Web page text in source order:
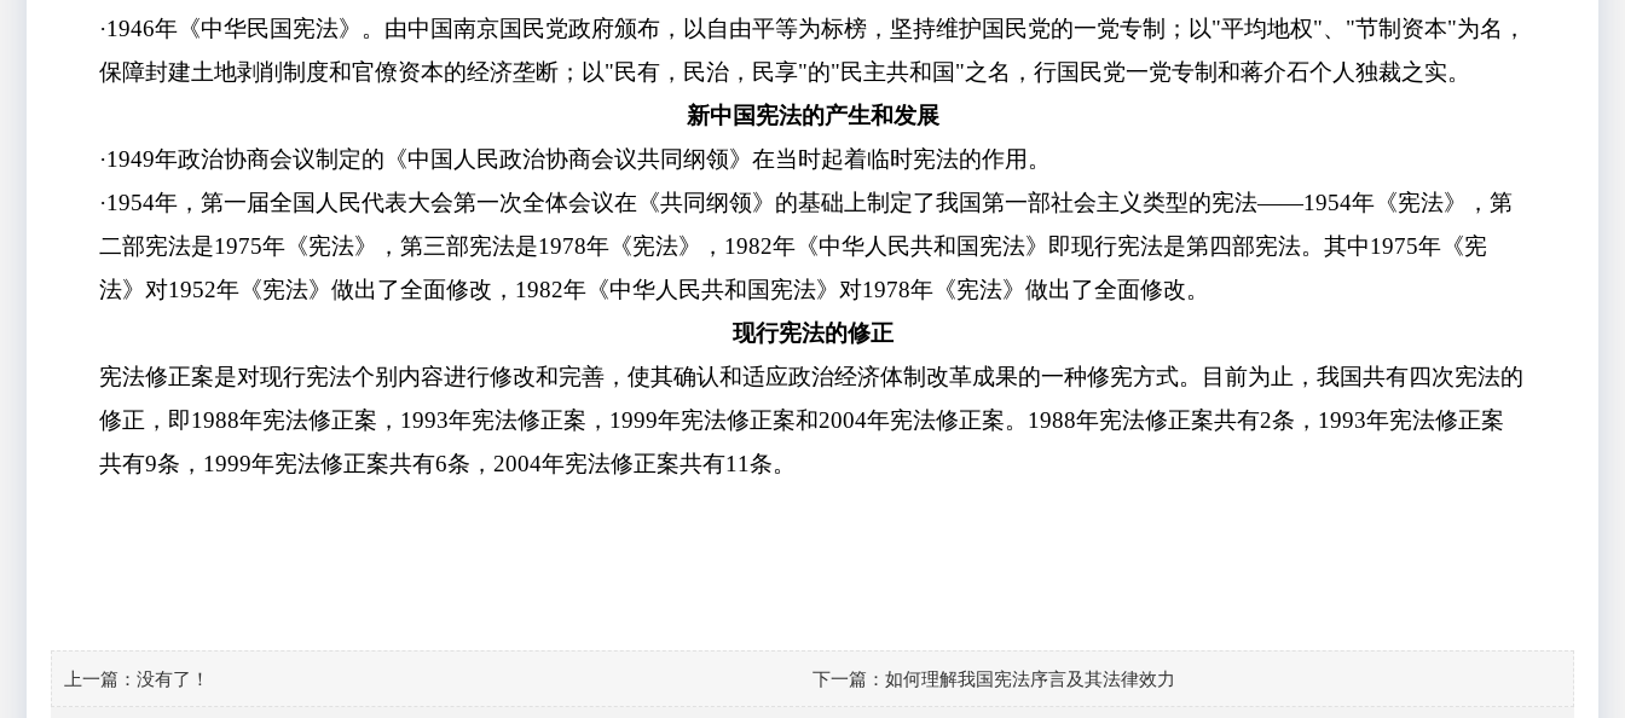
·1946年《中华民国宪法》。由中国南京国民党政府颁布，以自由平等为标榜，坚持维护国民党的一党专制；以"平均地权"、"节制资本"为名，
保障封建土地剥削制度和官僚资本的经济垄断；以"民有，民治，民享"的"民主共和国"之名，行国民党一党专制和蒋介石个人独裁之实。
新中国宪法的产生和发展
·1949年政治协商会议制定的《中国人民政治协商会议共同纲领》在当时起着临时宪法的作用。
·1954年，第一届全国人民代表大会第一次全体会议在《共同纲领》的基础上制定了我国第一部社会主义类型的宪法——1954年《宪法》
， 第
二部宪法是1975年《宪法》，第三部宪法是1978年《宪法》 ， 1982年《中华人民共和国宪法》即现行宪法是第四部宪法。其中1975年《宪
法》对1952年《宪法》做出了全面修改，1982年《中华人民共和国宪法》对1978年《宪法》做出了全面修改。
现行宪法的修正
宪法修正案是对现行宪法个别内容进行修改和完善，使其确认和适应政治经济体制改革成果的一种修宪方式。目前为止，我国共有四次宪法的
修正，即1988年宪法修正案，1993年宪法修正案，1999年宪法修正案和2004年宪法修正案。1988年宪法修正案共有2条，1993年宪法修正案
共有9条，1999年宪法修正案共有6条，2004年宪法修正案共有11条。
上一篇： 没有了！ 下一篇： 如何理解我国宪法序言及其法律效力